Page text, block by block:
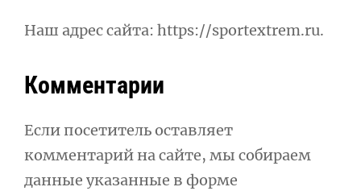
Наш адрес сайта: https://sportextrem.ru.
Комментарии
Если посетитель оставляет
комментарий на сайте, мы собираем
данные указанные в форме